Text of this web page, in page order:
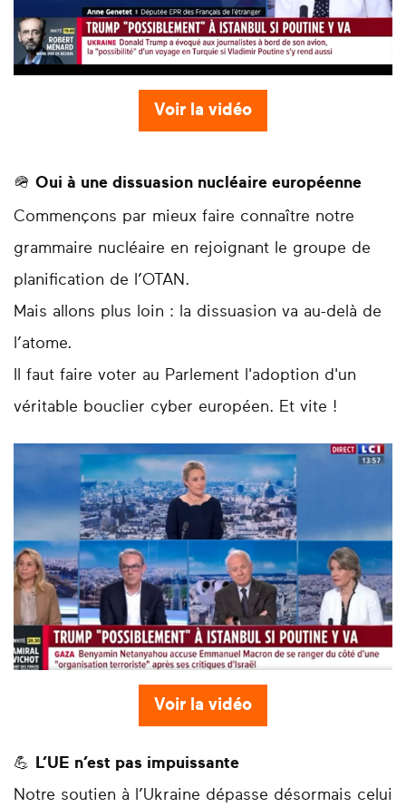
Voir la vidéo
🪖 Oui à une dissuasion nucléaire européenne
Commençons par mieux faire connaître notre
grammaire nucléaire en rejoignant le groupe de
planification de l’OTAN.
Mais allons plus loin : la dissuasion va au-delà de
l’atome.
Il faut faire voter au Parlement l'adoption d'un
véritable bouclier cyber européen. Et vite !
Voir la vidéo
💪
L’UE n’est pas impuissante
Notre soutien à l’Ukraine dépasse désormais celui